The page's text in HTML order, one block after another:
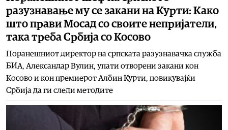
разузнавање му се закани на Курти: Како
што прави Мосад со своите непријатели,
така треба Србија со Косово
Поранешниот директор на српската разузнавачка служба
БИА, Александар Вулин, упати отворени закани кон
Косово и кон премиерот Албин Курти, повикувајќи
Србија да ги следи методите